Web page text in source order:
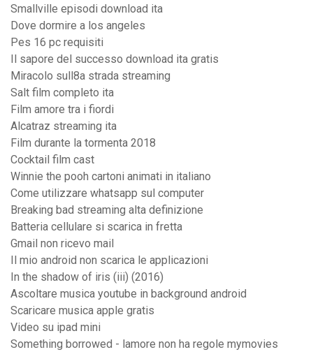
Smallville episodi download ita
Dove dormire a los angeles
Pes 16 pc requisiti
Il sapore del successo download ita gratis
Miracolo sull8a strada streaming
Salt film completo ita
Film amore tra i fiordi
Alcatraz streaming ita
Film durante la tormenta 2018
Cocktail film cast
Winnie the pooh cartoni animati in italiano
Come utilizzare whatsapp sul computer
Breaking bad streaming alta definizione
Batteria cellulare si scarica in fretta
Gmail non ricevo mail
Il mio android non scarica le applicazioni
In the shadow of iris (iii) (2016)
Ascoltare musica youtube in background android
Scaricare musica apple gratis
Video su ipad mini
Something borrowed - lamore non ha regole mymovies